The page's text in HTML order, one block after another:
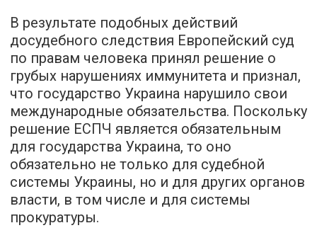
В результате подобных действий
досудебного следствия Европейский суд
по правам человека принял решение о
грубых нарушениях иммунитета и признал,
что государство Украина нарушило свои
международные обязательства. Поскольку
решение ЕСПЧ является обязательным
для государства Украина, то оно
обязательно не только для судебной
системы Украины, но и для других органов
власти, в том числе и для системы
прокуратуры.